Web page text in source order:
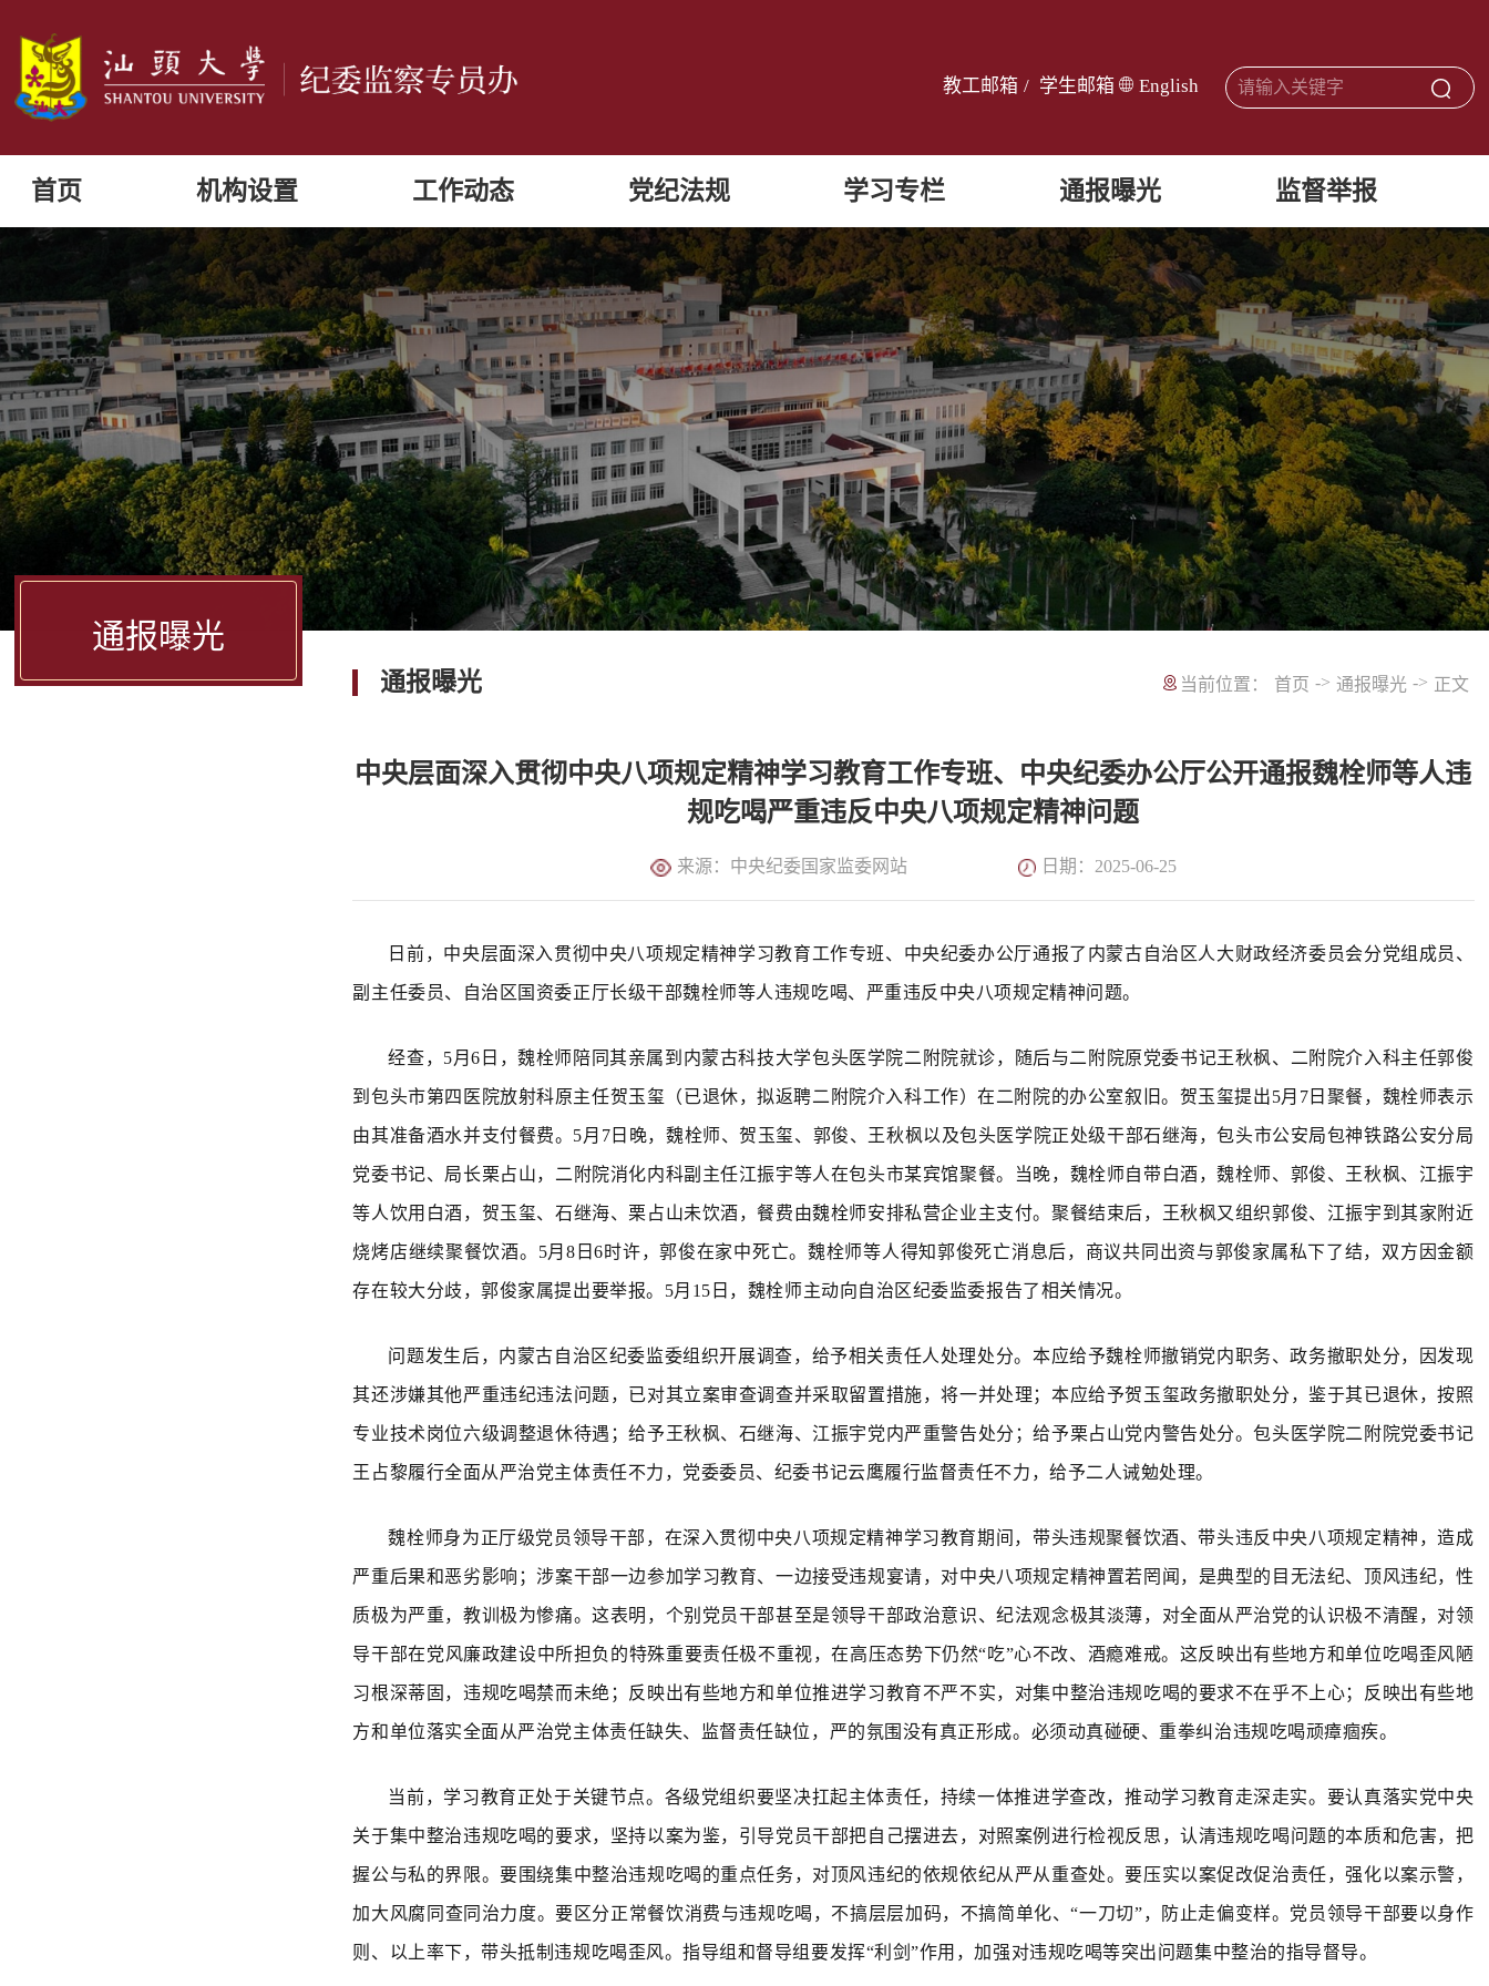
教工邮箱 / 学生邮箱 English
首页 机构设置 工作动态 党纪法规 学习专栏 通报曝光 监督举报
通报曝光
通报曝光 当前位置： 首页 -> 通报曝光 -> 正文
中央层面深入贯彻中央八项规定精神学习教育工作专班、中央纪委办公厅公开通报魏栓师等人违
规吃喝严重违反中央八项规定精神问题
来源：中央纪委国家监委网站 日期：2025-06-25
日前，中央层面深入贯彻中央八项规定精神学习教育工作专班、中央纪委办公厅通报了内蒙古自治区人大财政经济委员会分党组成员、
副主任委员、自治区国资委正厅长级干部魏栓师等人违规吃喝、严重违反中央八项规定精神问题。
经查，5月6日，魏栓师陪同其亲属到内蒙古科技大学包头医学院二附院就诊，随后与二附院原党委书记王秋枫、二附院介入科主任郭俊
到包头市第四医院放射科原主任贺玉玺（已退休，拟返聘二附院介入科工作）在二附院的办公室叙旧。贺玉玺提出5月7日聚餐，魏栓师表示
由其准备酒水并支付餐费。5月7日晚，魏栓师、贺玉玺、郭俊、王秋枫以及包头医学院正处级干部石继海，包头市公安局包神铁路公安分局
党委书记、局长栗占山，二附院消化内科副主任江振宇等人在包头市某宾馆聚餐。当晚，魏栓师自带白酒，魏栓师、郭俊、王秋枫、江振宇
等人饮用白酒，贺玉玺、石继海、栗占山未饮酒，餐费由魏栓师安排私营企业主支付。聚餐结束后，王秋枫又组织郭俊、江振宇到其家附近
烧烤店继续聚餐饮酒。5月8日6时许，郭俊在家中死亡。魏栓师等人得知郭俊死亡消息后，商议共同出资与郭俊家属私下了结，双方因金额
存在较大分歧，郭俊家属提出要举报。5月15日，魏栓师主动向自治区纪委监委报告了相关情况。
问题发生后，内蒙古自治区纪委监委组织开展调查，给予相关责任人处理处分。本应给予魏栓师撤销党内职务、政务撤职处分，因发现
其还涉嫌其他严重违纪违法问题，已对其立案审查调查并采取留置措施，将一并处理；本应给予贺玉玺政务撤职处分，鉴于其已退休，按照
专业技术岗位六级调整退休待遇；给予王秋枫、石继海、江振宇党内严重警告处分；给予栗占山党内警告处分。包头医学院二附院党委书记
王占黎履行全面从严治党主体责任不力，党委委员、纪委书记云鹰履行监督责任不力，给予二人诫勉处理。
魏栓师身为正厅级党员领导干部，在深入贯彻中央八项规定精神学习教育期间，带头违规聚餐饮酒、带头违反中央八项规定精神，造成
严重后果和恶劣影响；涉案干部一边参加学习教育、一边接受违规宴请，对中央八项规定精神置若罔闻，是典型的目无法纪、顶风违纪，性
质极为严重，教训极为惨痛。这表明，个别党员干部甚至是领导干部政治意识、纪法观念极其淡薄，对全面从严治党的认识极不清醒，对领
导干部在党风廉政建设中所担负的特殊重要责任极不重视，在高压态势下仍然“吃”心不改、酒瘾难戒。这反映出有些地方和单位吃喝歪风陋
习根深蒂固，违规吃喝禁而未绝；反映出有些地方和单位推进学习教育不严不实，对集中整治违规吃喝的要求不在乎不上心；反映出有些地
方和单位落实全面从严治党主体责任缺失、监督责任缺位，严的氛围没有真正形成。必须动真碰硬、重拳纠治违规吃喝顽瘴痼疾。
当前，学习教育正处于关键节点。各级党组织要坚决扛起主体责任，持续一体推进学查改，推动学习教育走深走实。要认真落实党中央
关于集中整治违规吃喝的要求，坚持以案为鉴，引导党员干部把自己摆进去，对照案例进行检视反思，认清违规吃喝问题的本质和危害，把
握公与私的界限。要围绕集中整治违规吃喝的重点任务，对顶风违纪的依规依纪从严从重查处。要压实以案促改促治责任，强化以案示警，
加大风腐同查同治力度。要区分正常餐饮消费与违规吃喝，不搞层层加码，不搞简单化、“一刀切”，防止走偏变样。党员领导干部要以身作
则、以上率下，带头抵制违规吃喝歪风。指导组和督导组要发挥“利剑”作用，加强对违规吃喝等突出问题集中整治的指导督导。